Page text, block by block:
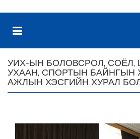
УИХ-ЫН БОЛОВСРОЛ,
УХААН, СПОРТЫН
АЖЛЫН ХЭСГИЙН ХУРАЛ